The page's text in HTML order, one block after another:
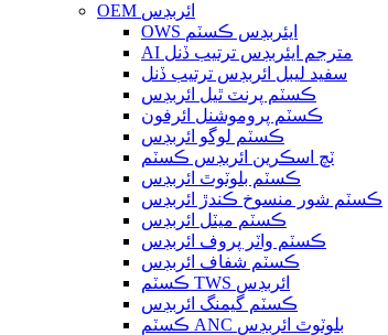
OEM ائربڊس
OWS ايئربڊس ڪسٽم
AI مترجم ايئربڊس ترتيب ڏنل
سفيد ليبل ائربڊس ترتيب ڏنل
ڪسٽم پرنٽ ٿيل ائربڊس
ڪسٽم پروموشنل ائرفون
ڪسٽم لوگو ائربڊس
ٽچ اسڪرين ائربڊس ڪسٽم
ڪسٽم بلوٽوٿ ائربڊس
ڪسٽم شور منسوخ ڪندڙ ائربڊس
ڪسٽم ميٽل ائربڊس
ڪسٽم واٽر پروف ائربڊس
ڪسٽم شفاف ائربڊس
ڪسٽم TWS ائربڊس
ڪسٽم گيمنگ ائربڊس
ڪسٽم ANC بلوٽوٿ ائربڊس